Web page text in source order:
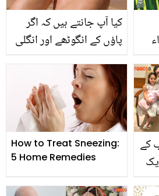
کیا آپ جانتے ہیں کہ اگر
پاؤں کے انگوٹھے اور انگلی
کا کیا مطلب ہوتا ہے؟
دلچسپ معلومات جو آپ کے
لیے جاننا ضروری ہے
How to Treat Sneezing:
5 Home Remedies
کے